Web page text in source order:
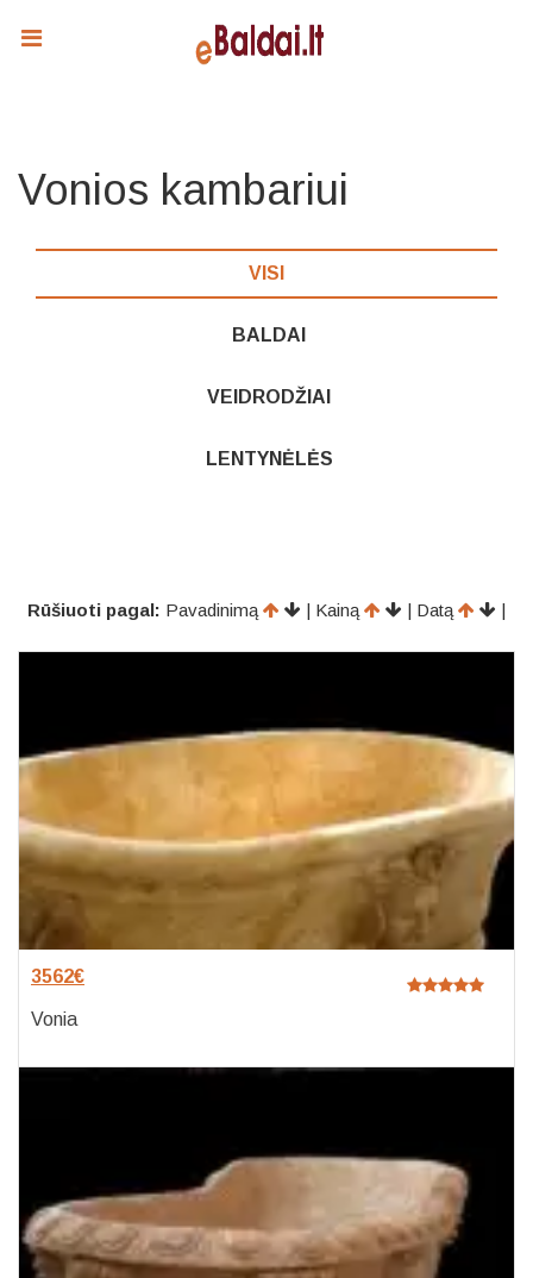
Vonios kambariui
VISI
BALDAI
VEIDRODŽIAI
LENTYNĖLĖS
Rūšiuoti pagal: Pavadinimą | Kainą | Datą |
3562€
Vonia